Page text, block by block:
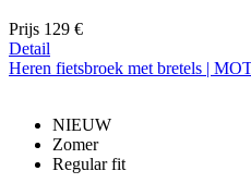
Prijs 129 €
Detail
Heren fietsbroek met bretels |
NIEUW
Zomer
Regular fit